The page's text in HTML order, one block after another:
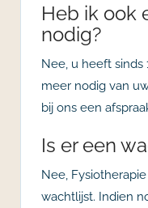
Heb ik ook
nodig?
Nee, u heeft sinds
meer nodig van
bij ons een
Is er een
Nee,
wachtlijst. Indien